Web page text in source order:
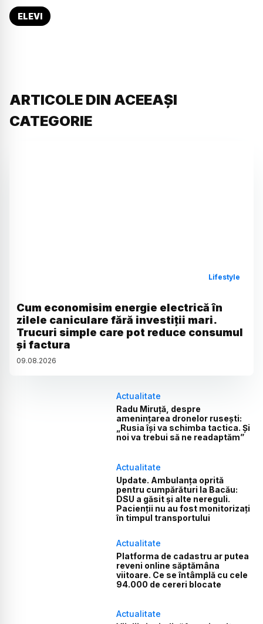
ELEVI
ARTICOLE DIN ACEEAȘI
CATEGORIE
Lifestyle
Cum economisim energie electrică în
zilele caniculare fără investiții mari.
Trucuri simple care pot reduce consumul
și factura
09.08.2026
Actualitate
Radu Miruță, despre
amenințarea dronelor rusești:
„Rusia își va schimba tactica. Și
noi va trebui să ne readaptăm”
Actualitate
Update. Ambulanța oprită
pentru cumpărături la Bacău:
DSU a găsit și alte nereguli.
Pacienții nu au fost monitorizați
în timpul transportului
Actualitate
Platforma de cadastru ar putea
reveni online săptămâna
viitoare. Ce se întâmplă cu cele
94.000 de cereri blocate
Actualitate